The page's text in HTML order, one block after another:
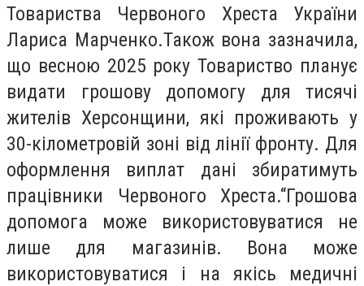
Товариства Червоного Хреста України
Лариса Марченко.Також вона зазначила,
що весною 2025 року Товариство планує
видати грошову допомогу для тисячі
жителів Херсонщини, які проживають у
30-кілометровій зоні від лінії фронту. Для
оформлення виплат дані збиратимуть
працівники Червоного Хреста.“Грошова
допомога може використовуватися не
лише для магазинів. Вона може
використовуватися і на якісь медичні